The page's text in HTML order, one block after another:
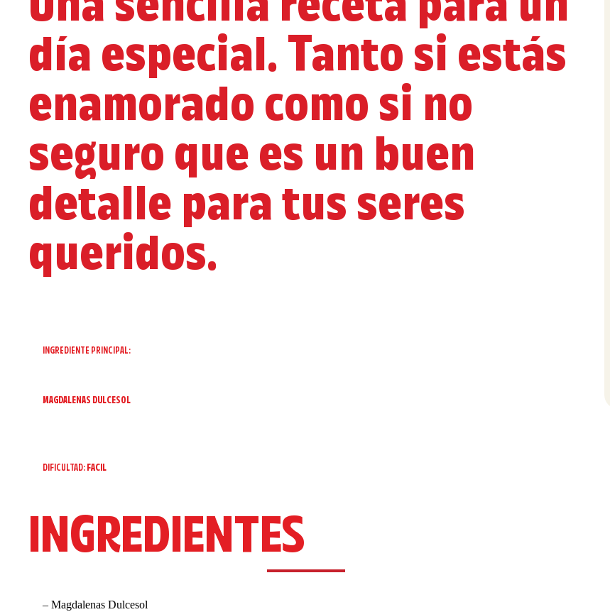
día especial. Tanto si estás
enamorado como si no
seguro que es un buen
detalle para tus seres
queridos.
INGREDIENTE PRINCIPAL:
MAGDALENAS DULCESOL
DIFICULTAD: FACIL
INGREDIENTES
– Magdalenas Dulcesol